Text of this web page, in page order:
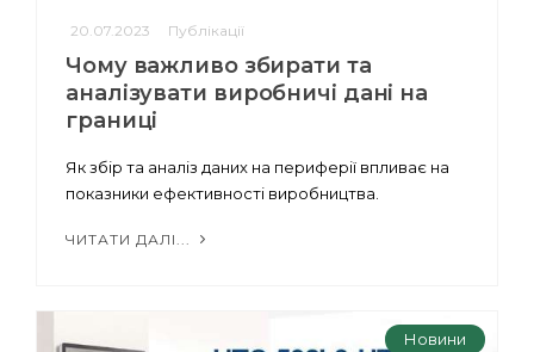
20.07.2023 Публікації
Чому важливо збирати та
аналізувати виробничі дані на
границі
Як збір та аналіз даних на периферії впливає на
показники ефективності виробництва.
ЧИТАТИ ДАЛІ...
Новини